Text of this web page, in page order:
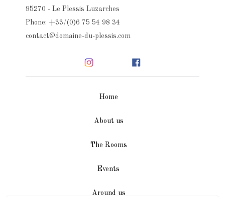
95270 - Le Plessis Luzarches
Phone: +33/(0)6 75 54 98 34
contact@domaine-du-plessis.com
Home
About us
The Rooms
Events
Around us